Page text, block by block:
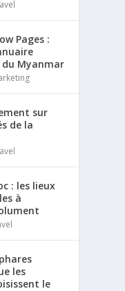
Pages :
Myanmar
sur
de la
: les lieux
à
les
le